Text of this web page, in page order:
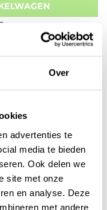
Over
advertenties te
media te bieden
Ook delen we
site met onze
en analyse. Deze
met andere
,Shot Dartpijlen